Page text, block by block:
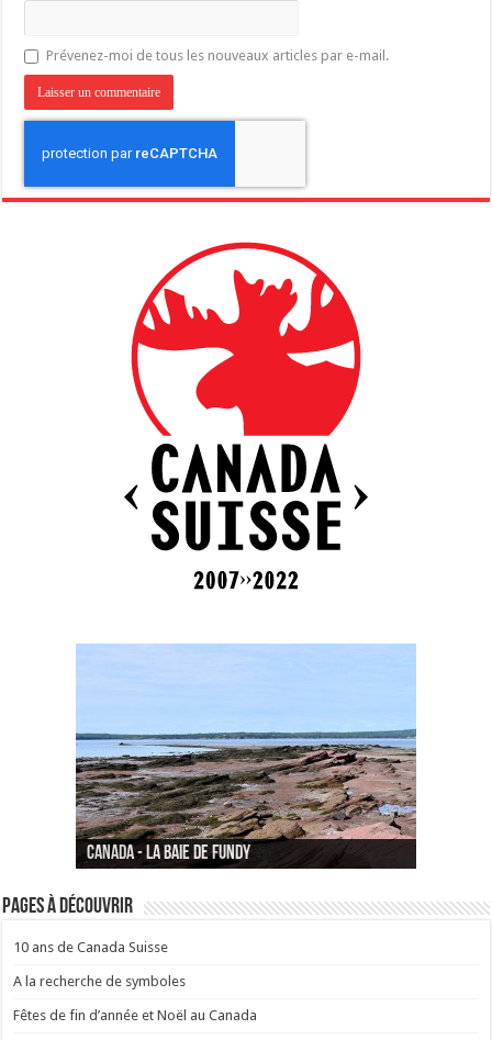
Prévenez-moi de tous les nouveaux articles par e-mail.
Canada - La baie de Fundy
Suisse - Genève Aéroport
Canada - Premières Nations
Pages à découvrir
10 ans de Canada Suisse
A la recherche de symboles
Fêtes de fin d’année et Noël au Canada